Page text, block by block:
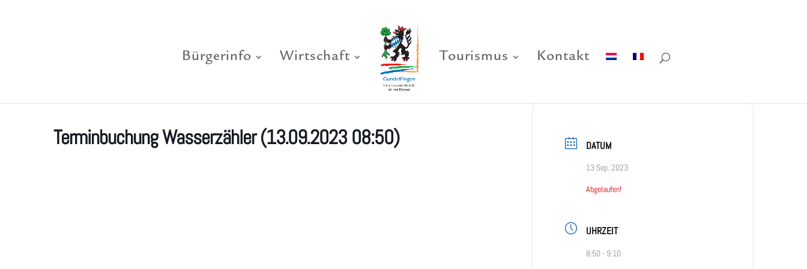
Bürgerinfo Wirtschaft Tourismus Kontakt
Terminbuchung Wasserzähler (13.09.2023 08:50) DATUM
13 Sep. 2023
Abgelaufen!
UHRZEIT
8:50 - 9:10